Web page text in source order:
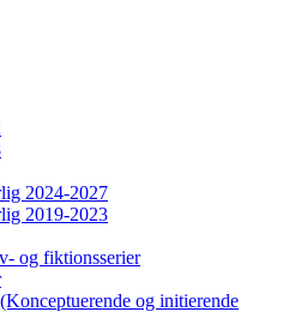
2024-2027
2019-2023
og fiktionsserier
og initierende